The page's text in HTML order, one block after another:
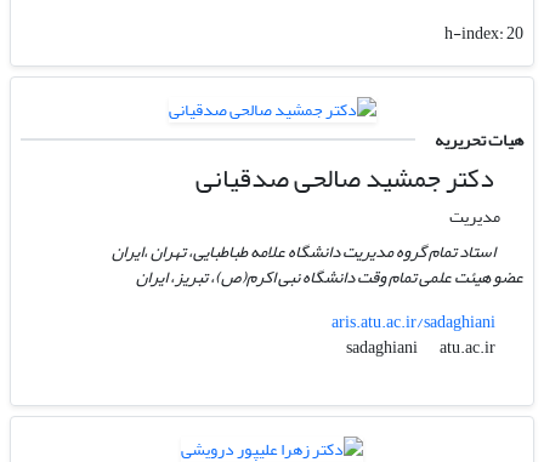
h-index:20
هیات تحریریه
دکتر جمشید صالحی صدقیانی
مدیریت
استاد تمام گروه مدیریت دانشگاه علامه طباطبایی، تهران ،ایران
عضو هیئت علمی تمام وقت دانشگاه نبی اکرم(ص)، تبریز، ایران
aris.atu.ac.ir/sadaghiani
sadaghiani
atu.ac.ir